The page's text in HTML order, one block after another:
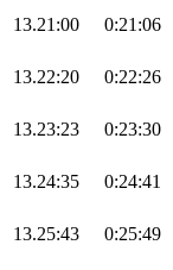
13.21:00 0:21:06
13.22:20 0:22:26
13.23:23 0:23:30
13.24:35 0:24:41
13.25:43 0:25:49